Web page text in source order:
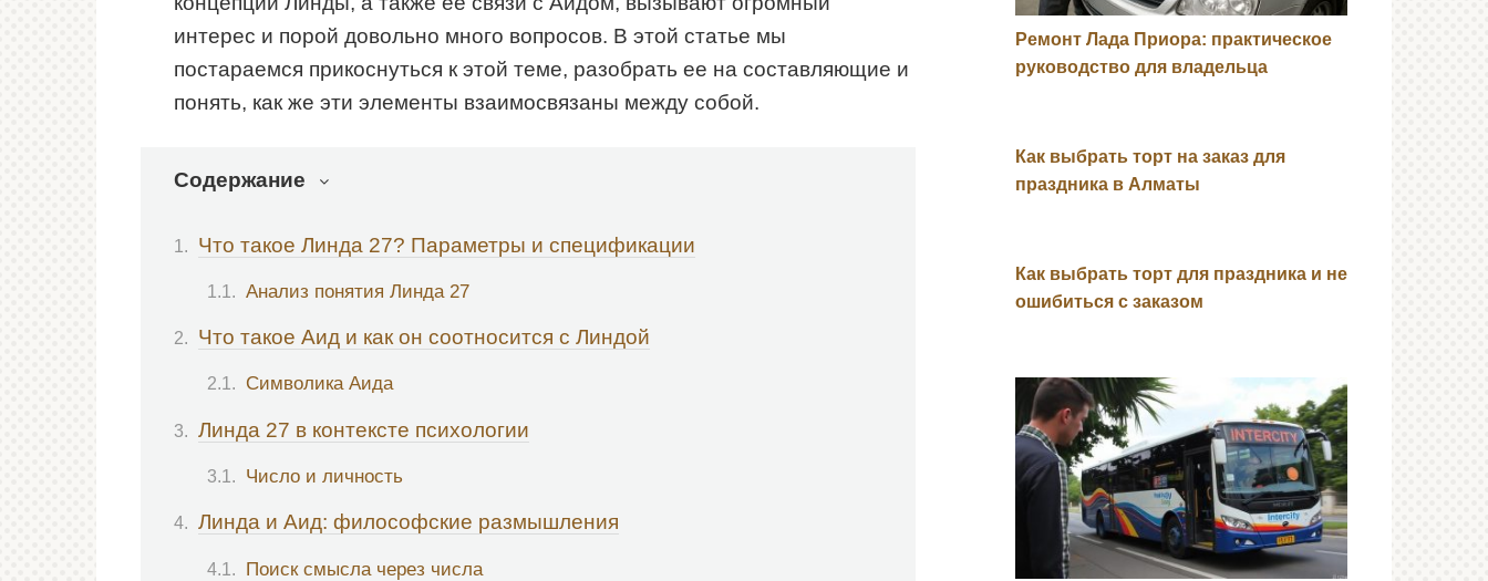
интерес и порой довольно много вопросов. В этой статье мы
постараемся прикоснуться к этой теме, разобрать ее на составляющие и
понять, как же эти элементы взаимосвязаны между собой.
Содержание
Что такое Линда 27? Параметры и спецификации
Анализ понятия Линда 27
Что такое Аид и как он соотносится с Линдой
Символика Аида
Линда 27 в контексте психологии
Число и личность
Линда и Аид: философские размышления
Поиск смысла через числа
Ремонт Лада Приора: практическое
руководство для владельца
Как выбрать торт на заказ для
праздника в Алматы
Как выбрать торт для праздника и не
ошибиться с заказом